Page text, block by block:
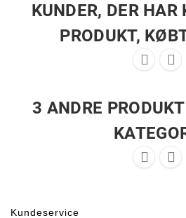
KUNDER, DER
PRODUKT,
 
3 ANDRE
 
Kundeservice